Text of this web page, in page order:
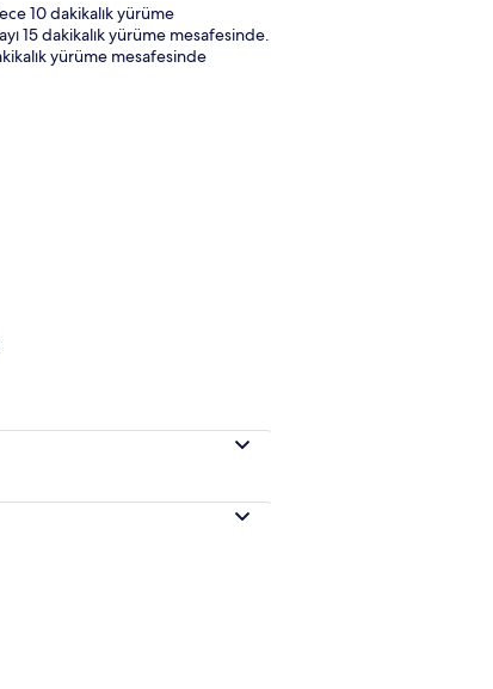
takımı, odada kasa, ses yalıtımı, ütü/ütü masası
10 dakikalık yürüme
15 dakikalık yürüme mesafesinde.
yürüme mesafesinde